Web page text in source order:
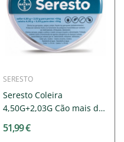
SERESTO
Seresto Coleira
4,50G+2,03G Cão mais de
51,99 €